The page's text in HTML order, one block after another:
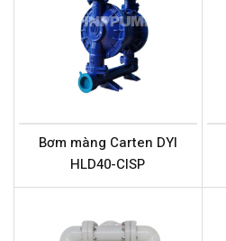
Bơm màng Carten DYI
HLD40-CISP